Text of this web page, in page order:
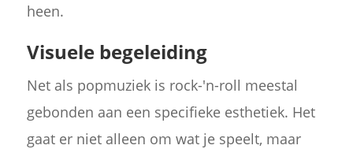
heen.
Visuele begeleiding
Net als popmuziek is rock-'n-roll meestal
gebonden aan een specifieke esthetiek. Het
gaat er niet alleen om wat je speelt, maar